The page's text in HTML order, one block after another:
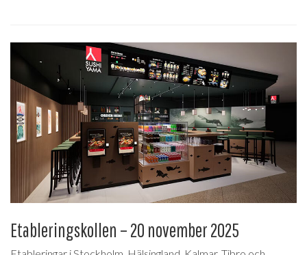
Etableringskollen – 20 november 2025